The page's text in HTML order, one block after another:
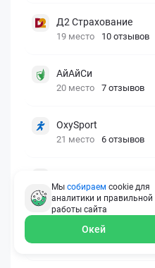
Д2 Страхование
19 место 10 отзывов
АйАйСи
20 место 7 отзывов
OxySport
21 место 6 отзывов
22 место 2 отзыва
Oxy Travel Premium
23 место 1 отзыв
Мы собираем cookie для
аналитики и правильной
работы сайта
Окей